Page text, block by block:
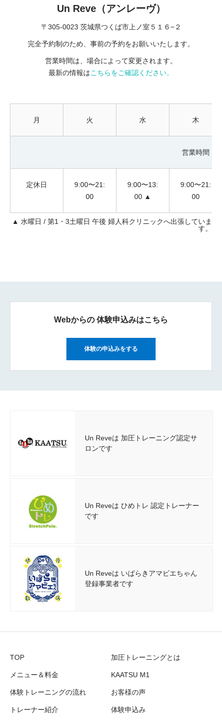
Un Reve（アンレーヴ）
〒305-0023 茨城県つくば市上ノ室５１６−２
完全予約制のため、事前の予約をお願いいたします。
営業時間は、場合によって変更されます。
最新の情報はこちらをご確認ください。
月 火 水 木
営業時間
定休日
9:00〜21:
00
9:00〜13:
00 ▲
9:00〜21:
00
▲ 水曜日 / 第1・3土曜日 午後 婦人科クリニックへ出張していま
す。
Webからの 体験申込みはこちら
体験の申込みをする
Un Reveは 加圧トレーニング認定サ
ロンです
Un Reveは ひめトレ 認定トレーナー
です
Un Reveは いばらきアマビエちゃん
登録事業者です
TOP 加圧トレーニングとは
メニュー＆料金 KAATSU M1
体験トレーニングの流れ お客様の声
トレーナー紹介 体験申込み